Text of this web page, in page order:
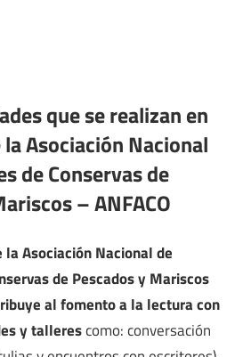
que se realizan en
Asociación Nacional
de Conservas de
– ANFACO
Asociación Nacional de
de Pescados y Mariscos
al fomento a la lectura con
y tallerescomo: conversación